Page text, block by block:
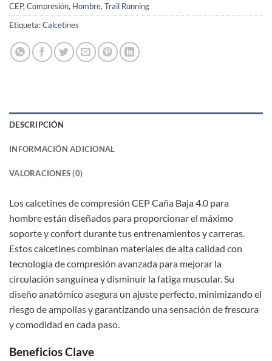
CEP, Compresión, Hombre, Trail Running
Etiqueta:Calcetines
DESCRIPCIÓN
INFORMACIÓN ADICIONAL
VALORACIONES (0)
Los calcetines de compresión CEP Caña Baja 4.0 para
hombre están diseñados para proporcionar el máximo
soporte y confort durante tus entrenamientos y carreras.
Estos calcetines combinan materiales de alta calidad con
tecnología de compresión avanzada para mejorar la
circulación sanguínea y disminuir la fatiga muscular. Su
diseño anatómico asegura un ajuste perfecto, minimizando el
riesgo de ampollas y garantizando una sensación de frescura
y comodidad en cada paso.
Beneficios Clave